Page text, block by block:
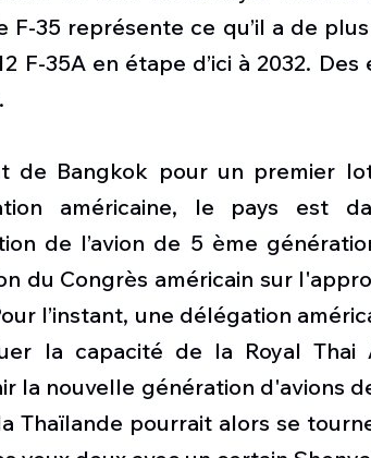
F-35 représente ce qu’il a de
F-35A en étape d’ici à 2032.
de Bangkok pour un premier
américaine, le pays est
de l’avion de 5 ème
du Congrès américain sur
l’instant, une délégation
la capacité de la Royal Thai
la nouvelle génération d'avions
Thaïlande pourrait alors se